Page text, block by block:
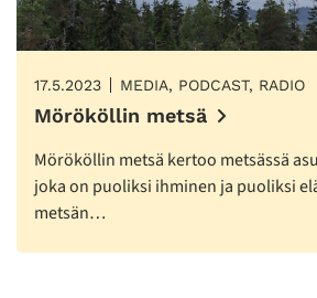
17.5.2023 MEDIA, PODCAST, RADIO
Mörököllin metsä
Mörököllin metsä kertoo metsässä
joka on puoliksi ihminen ja puoliksi
metsän…